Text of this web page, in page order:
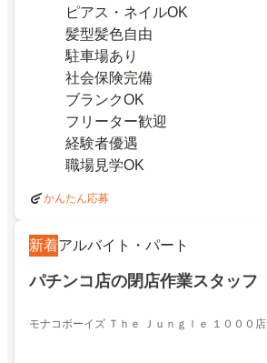
ピアス・ネイルOK
髪型髪色自由
駐車場あり
社会保険完備
ブランクOK
フリーター歓迎
経験者優遇
職場見学OK
かんたん応募
新着アルバイト・パート
パチンコ店の閉店作業スタッフ
モナコボーイズ Ｔｈｅ Ｊｕｎｇｌｅ １０００店